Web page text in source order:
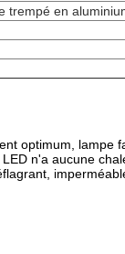
trempé en
optimum, lampe
n'a aucune